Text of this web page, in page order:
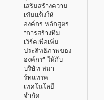
เสริมสร้างความ
เข้มแข็งให้
องค์กร หลักสูตร
"การสร้างทีม
เวิร์คเพื่อเพิ่ม
ประสิทธิภาพของ
องค์กร" ให้กับ
บริษัท สมา
ร์ทแทรค
เทคโนโลยี
จำกัด